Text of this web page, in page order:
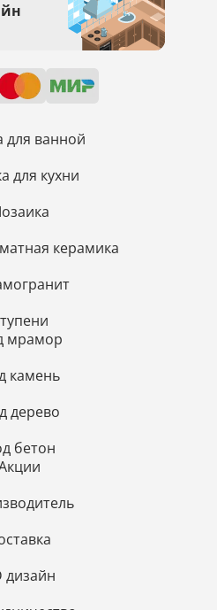
для ванной
для кухни
керамика
мрамор
камень
дерево
бетон
дизайн